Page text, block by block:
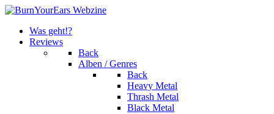
Was geht!?
Reviews
Back
Alben / Genres
Back
Heavy Metal
Thrash Metal
Black Metal